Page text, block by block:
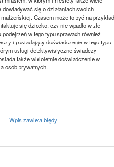
się o działaniach swoich
Czasem może to być na przykład
się dziecko, czy nie wpadło w złe
w tego typu sprawach również
i posiadający doświadczenie w tego typu
usługi detektywistyczne świadczy
także wieloletnie doświadczenie w
osób prywatnych.
Wpis zawiera błędy